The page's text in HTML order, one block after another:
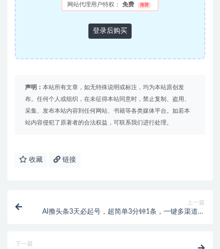
网站代理用户特权： 免费 推荐
登录后购买
声明： 本站所有文章，如无特殊说明或标注，均为本站原创发
布。任何个人或组织，在未征得本站同意时，禁止复制、盗用、
采集、发布本站内容到任何网站、书籍等各类媒体平台。如若本
站内容侵犯了原著者的合法权益，可联系我们进行处理。
收藏 链接
上一篇
AI撸头条3天必起号，超简单3分钟1条，一键多渠道分
下一篇